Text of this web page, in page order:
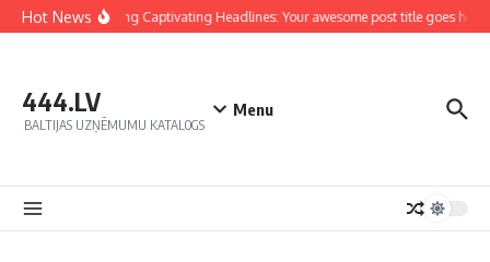
Hot NewsCrafting Captivating Headlines: Your awesome post title goes here
444.LV
BALTIJAS UZŅĒMUMU KATALOGS
Menu